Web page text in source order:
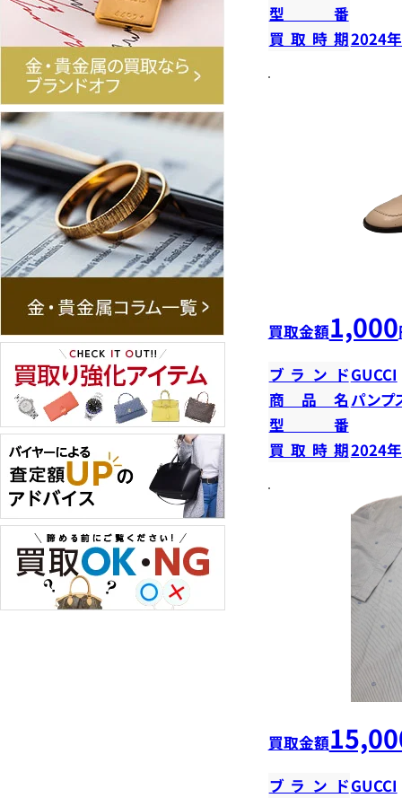
型番
買取時期2024
買取金額1,000
ブランドGUCCI
商品名 パンプ
型番
買取時期2024
買取金額
ブランドGUCCI